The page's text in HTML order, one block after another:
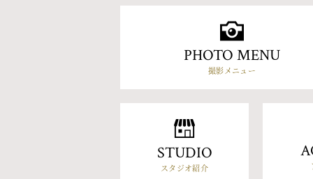
PHOTO MENU
撮影メニュー
STUDIO
スタジオ紹介